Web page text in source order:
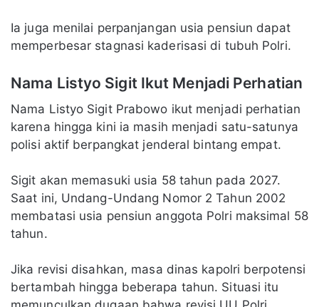
Ia juga menilai perpanjangan usia pensiun dapat
memperbesar stagnasi kaderisasi di tubuh Polri.
Nama Listyo Sigit Ikut Menjadi Perhatian
Nama Listyo Sigit Prabowo ikut menjadi perhatian
karena hingga kini ia masih menjadi satu-satunya
polisi aktif berpangkat jenderal bintang empat.
Sigit akan memasuki usia 58 tahun pada 2027.
Saat ini, Undang-Undang Nomor 2 Tahun 2002
membatasi usia pensiun anggota Polri maksimal 58
tahun.
Jika revisi disahkan, masa dinas kapolri berpotensi
bertambah hingga beberapa tahun. Situasi itu